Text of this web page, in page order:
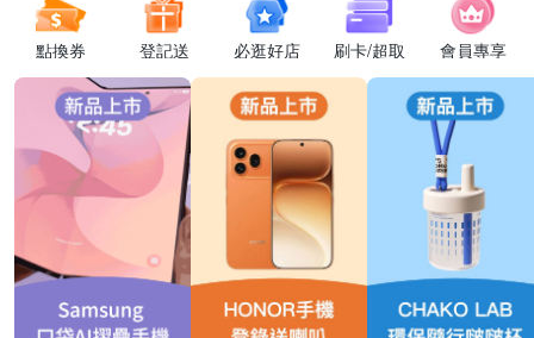
點換券 登記送 必逛好店 刷卡/超取 會員專享